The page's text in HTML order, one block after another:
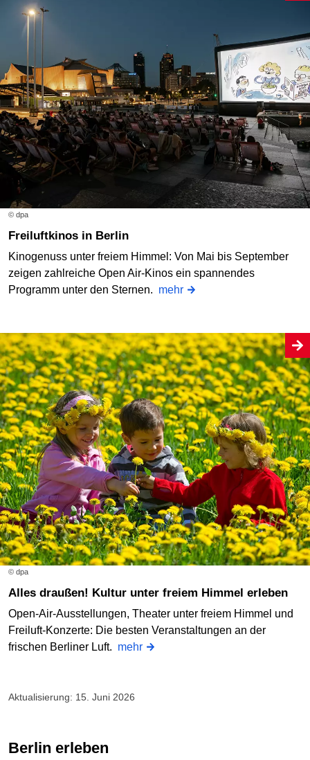
© dpa
Freiluftkinos in Berlin
Kinogenuss unter freiem Himmel: Von Mai bis September
zeigen zahlreiche Open Air-Kinos ein spannendes
Programm unter den Sternen. mehr
© dpa
Alles draußen! Kultur unter freiem Himmel erleben
Open-Air-Ausstellungen, Theater unter freiem Himmel und
Freiluft-Konzerte: Die besten Veranstaltungen an der
frischen Berliner Luft. mehr
Aktualisierung: 15. Juni 2026
Berlin erleben